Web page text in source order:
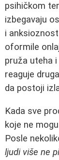
psihičkom
izbegavaju
i
oformile
pruža uteha
reaguje
da postoji
Kada sve
koje ne
Posle
ljudi više ne